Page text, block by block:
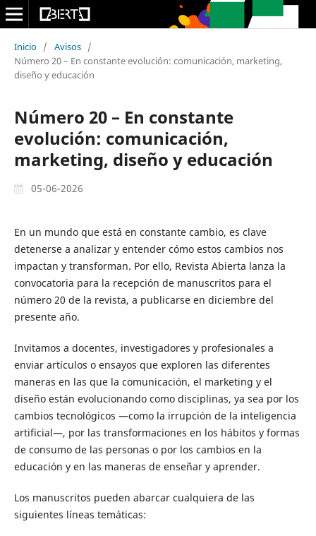
Inicio / Avisos /
Número 20 – En constante evolución: comunicación, marketing,
diseño y educación
Número 20 – En constante
evolución: comunicación,
marketing, diseño y educación
05-06-2026
En un mundo que está en constante cambio, es clave
detenerse a analizar y entender cómo estos cambios nos
impactan y transforman. Por ello, Revista Abierta lanza la
convocatoria para la recepción de manuscritos para el
número 20 de la revista, a publicarse en diciembre del
presente año.
Invitamos a docentes, investigadores y profesionales a
enviar artículos o ensayos que exploren las diferentes
maneras en las que la comunicación, el marketing y el
diseño están evolucionando como disciplinas, ya sea por los
cambios tecnológicos —como la irrupción de la inteligencia
artificial—, por las transformaciones en los hábitos y formas
de consumo de las personas o por los cambios en la
educación y en las maneras de enseñar y aprender.
Los manuscritos pueden abarcar cualquiera de las
siguientes líneas temáticas: